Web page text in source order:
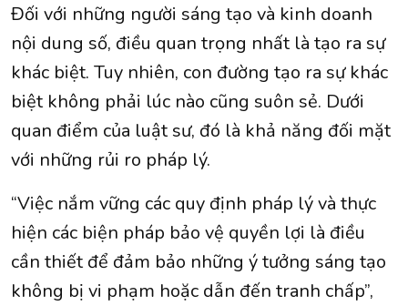
Đối với những người sáng tạo và kinh doanh
nội dung số, điều quan trọng nhất là tạo ra sự
khác biệt. Tuy nhiên, con đường tạo ra sự khác
biệt không phải lúc nào cũng suôn sẻ. Dưới
quan điểm của luật sư, đó là khả năng đối mặt
với những rủi ro pháp lý.
“Việc nắm vững các quy định pháp lý và thực
hiện các biện pháp bảo vệ quyền lợi là điều
cần thiết để đảm bảo những ý tưởng sáng tạo
không bị vi phạm hoặc dẫn đến tranh chấp”,